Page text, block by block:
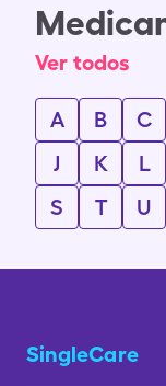
Ver todos
A B C
J
K L
S
T U
SingleCare